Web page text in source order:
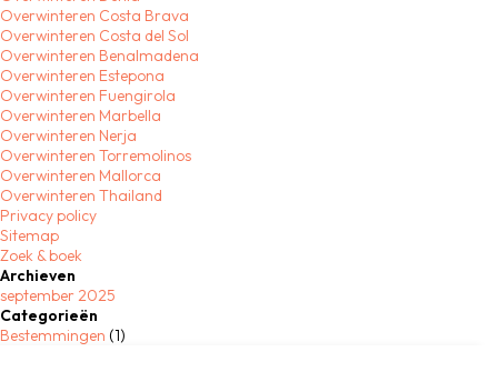
Overwinteren Costa Brava
Overwinteren Costa del Sol
Overwinteren Benalmadena
Overwinteren Estepona
Overwinteren Fuengirola
Overwinteren Marbella
Overwinteren Nerja
Overwinteren Torremolinos
Overwinteren Mallorca
Overwinteren Thailand
Privacy policy
Sitemap
Zoek & boek
Archieven
september 2025
Categorieën
Bestemmingen (1)